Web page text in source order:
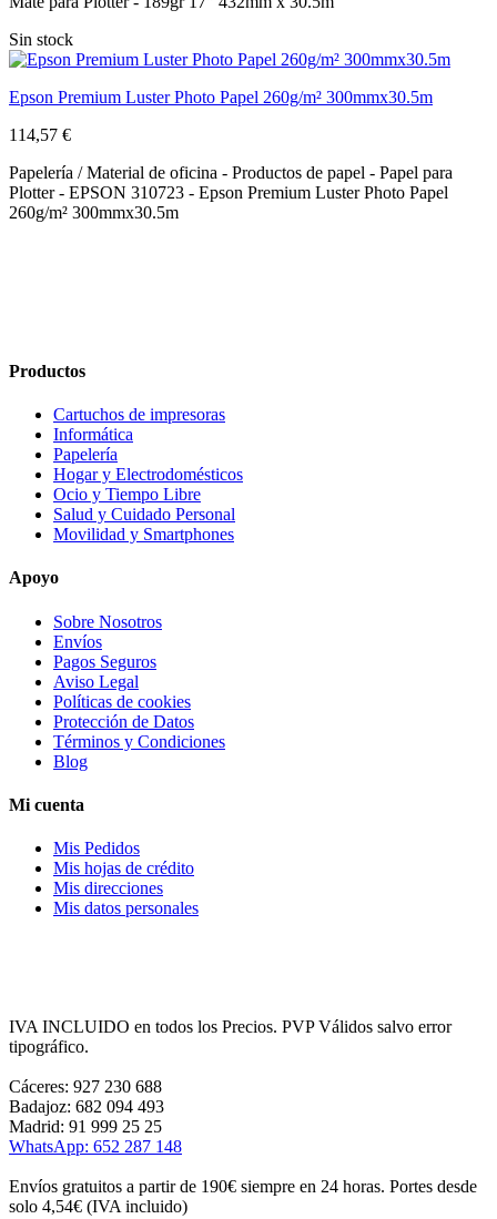
Sin stock
Epson Premium Luster Photo Papel 260g/m² 300mmx30.5m
114,57 €
Papelería / Material de oficina - Productos de papel - Papel para
Plotter - EPSON 310723 - Epson Premium Luster Photo Papel
260g/m² 300mmx30.5m
Productos
Cartuchos de impresoras
Informática
Papelería
Hogar y Electrodomésticos
Ocio y Tiempo Libre
Salud y Cuidado Personal
Movilidad y Smartphones
Apoyo
Sobre Nosotros
Envíos
Pagos Seguros
Aviso Legal
Políticas de cookies
Protección de Datos
Términos y Condiciones
Blog
Mi cuenta
Mis Pedidos
Mis hojas de crédito
Mis direcciones
Mis datos personales
IVA INCLUIDO en todos los Precios. PVP Válidos salvo error
tipográfico.
Cáceres: 927 230 688
Badajoz: 682 094 493
Madrid: 91 999 25 25
WhatsApp: 652 287 148
Envíos gratuitos a partir de 190€ siempre en 24 horas. Portes desde
solo 4,54€ (IVA incluido)